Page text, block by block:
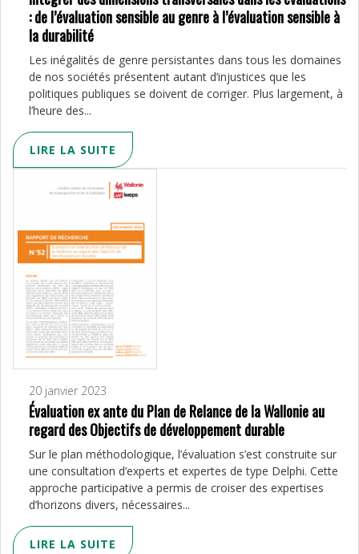
: de l’évaluation sensible au genre à l’évaluation sensible à
la durabilité
Les inégalités de genre persistantes dans tous les domaines
de nos sociétés présentent autant d’injustices que les
politiques publiques se doivent de corriger. Plus largement, à
l’heure des...
LIRE LA SUITE
20 janvier 2023
Évaluation ex ante du Plan de Relance de la Wallonie au
regard des Objectifs de développement durable
Sur le plan méthodologique, l’évalua­tion s’est construite sur
une consul­tation d’experts et expertes de type Delphi. Cette
approche participative a permis de croiser des expertises
d’ho­rizons divers, nécessaires...
LIRE LA SUITE